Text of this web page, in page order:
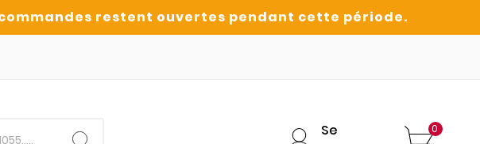
Se
0